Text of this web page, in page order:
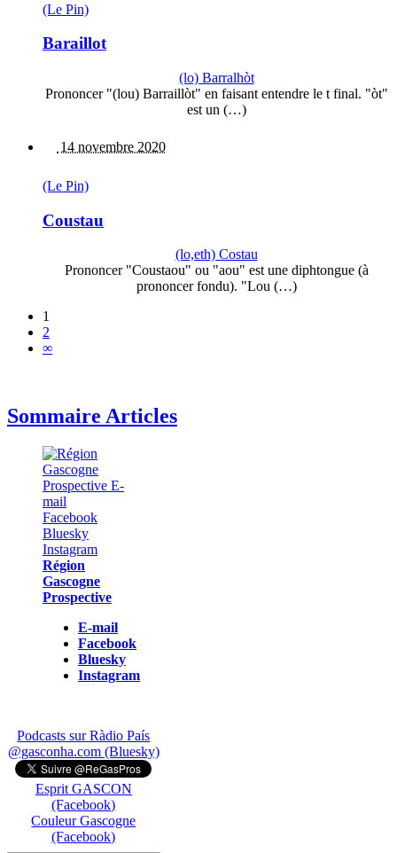
(Le Pin)
Baraillot
(lo) Barralhòt
Prononcer "(lou) Barraillòt" en faisant entendre le t final. "òt"
est un (…)
14 novembre 2020
(Le Pin)
Coustau
(lo,eth) Costau
Prononcer "Coustaou" ou "aou" est une diphtongue (à
prononcer fondu). "Lou (…)
1
2
∞
Sommaire Articles
Région
Gascogne
Prospective
E-mail
Facebook
Bluesky
Instagram
Podcasts sur Ràdio País
@gasconha.com (Bluesky)
Esprit GASCON
(Facebook)
Couleur Gascogne
(Facebook)